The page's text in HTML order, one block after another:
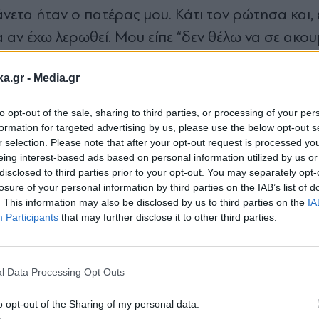
- Media.gr
opt-out of the sale, sharing to third parties, or processing of your
for targeted advertising by us, please use the below opt-out
selection. Please note that after your opt-out request is processed
interest-based ads based on personal information utilized by us
to third parties prior to your opt-out. You may separately
of your personal information by third parties on the IAB’s list of
This information may also be disclosed by us to third parties on the
Participants that may further disclose it to other third parties.
Data Processing Opt Outs
opt-out of the Sharing of my personal data.
ήταν ο πατέρας μου. Κάτι τον ρώτησα και,
έχω λερωθεί. Μου είπε “δεν θέλω να σε
Είναι εντάξει αυτό να μου το πεις; Έγινε στην
Έπρεπε να έχω καθημερινή επαφή μαζί
καν. Είναι τόσο συχνά, τόσο τραγικά,
πανηγύρι ο αθλητισμός και με το θέμα της
να είσαι θηλυκιά και να έχεις κάποια
#σεξουαλική παρενόχληση
newsletter